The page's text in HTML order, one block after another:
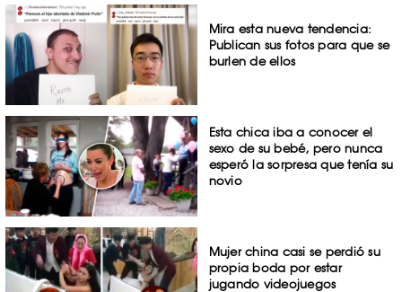
Mira esta nueva tendencia:
Publican sus fotos para que se
burlen de ellos
Esta chica iba a conocer el
sexo de su bebé, pero nunca
esperó la sorpresa que tenía su
novio
Mujer china casi se perdió su
propia boda por estar
jugando videojuegos